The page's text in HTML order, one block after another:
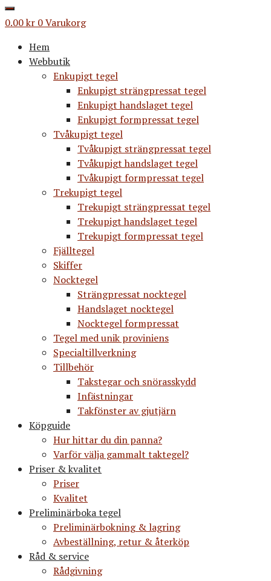
0.00kr 0Varukorg
Hem
Webbutik
Enkupigt tegel
Enkupigt strängpressat tegel
Enkupigt handslaget tegel
Enkupigt formpressat tegel
Tvåkupigt tegel
Tvåkupigt strängpressat tegel
Tvåkupigt handslaget tegel
Tvåkupigt formpressat tegel
Trekupigt tegel
Trekupigt strängpressat tegel
Trekupigt handslaget tegel
Trekupigt formpressat tegel
Fjälltegel
Skiffer
Nocktegel
Strängpressat nocktegel
Handslaget nocktegel
Nocktegel formpressat
Tegel med unik proviniens
Specialtillverkning
Tillbehör
Takstegar och snörasskydd
Infästningar
Takfönster av gjutjärn
Köpguide
Hur hittar du din panna?
Varför välja gammalt taktegel?
Priser & kvalitet
Priser
Kvalitet
Preliminärboka tegel
Preliminärbokning & lagring
Avbeställning, retur & återköp
Råd & service
Rådgivning